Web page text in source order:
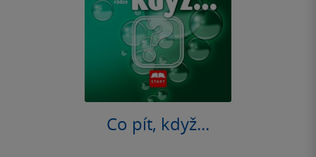
Co pít, když...